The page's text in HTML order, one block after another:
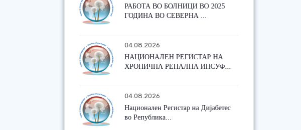
РАБОТА ВО БОЛНИЦИ ВО 2025
ГОДИНА ВО СЕВЕРНА ...
04.08.2026
НАЦИОНАЛЕН РЕГИСТАР НА
ХРОНИЧНА РЕНАЛНА ИНСУФ...
04.08.2026
Национален Регистар на Дијабетес
во Република...